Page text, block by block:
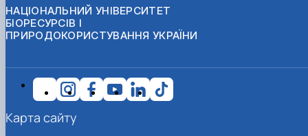
НАЦІОНАЛЬНИЙ УНІВЕРСИТЕТ
БІОРЕСУРСІВ І
ПРИРОДОКОРИСТУВАННЯ УКРАЇНИ
Карта сайту